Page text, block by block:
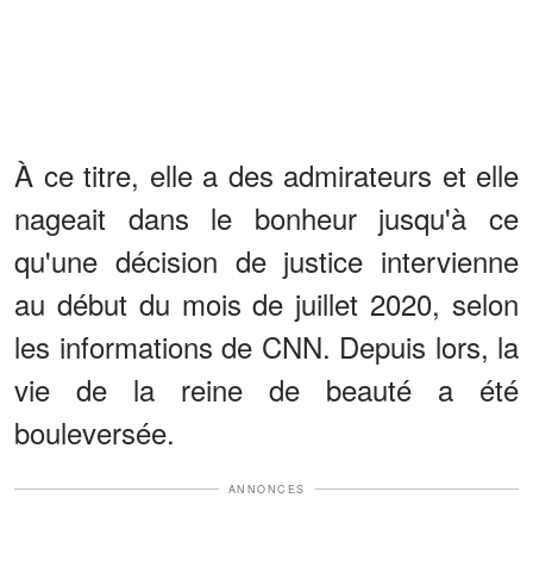
À ce titre, elle a des admirateurs et elle
nageait dans le bonheur jusqu'à ce
qu'une décision de justice intervienne
au début du mois de juillet 2020, selon
les informations de CNN. Depuis lors, la
vie de la reine de beauté a été
bouleversée.
ANNONCES